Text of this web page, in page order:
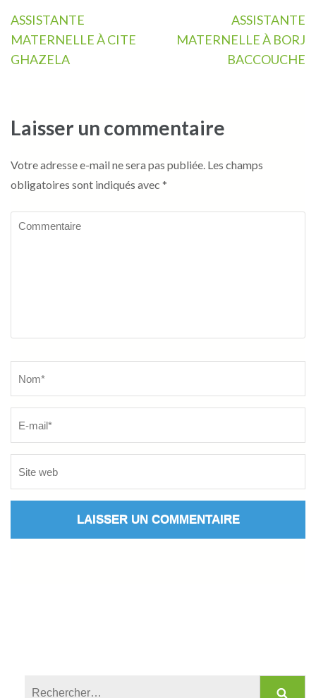
Navigation
de
l’article
ASSISTANTE
MATERNELLE À CITE
GHAZELA
ASSISTANTE
MATERNELLE À BORJ
BACCOUCHE
Laisser un commentaire
Votre adresse e-mail ne sera pas publiée. Les champs
obligatoires sont indiqués avec *
Commentaire